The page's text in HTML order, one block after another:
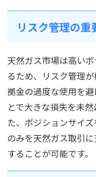
リスク管理の重
天然ガス市場は高い
るため、リスク管理
拠金の過度な使用を
とで大きな損失を未
た、ポジションサイ
のみを天然ガス取引
することが可能です。